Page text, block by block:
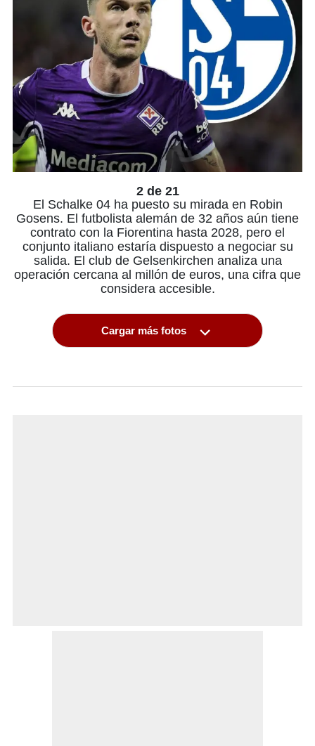
2 de 21
El Schalke 04 ha puesto su mirada en Robin
Gosens. El futbolista alemán de 32 años aún tiene
contrato con la Fiorentina hasta 2028, pero el
conjunto italiano estaría dispuesto a negociar su
salida. El club de Gelsenkirchen analiza una
operación cercana al millón de euros, una cifra que
considera accesible.
Cargar más fotos